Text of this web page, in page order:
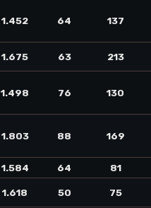
1.452 64 137
1.675 63 213
1.498 76 130
1.803 88 169
1.584 64
81
1.618 50
75